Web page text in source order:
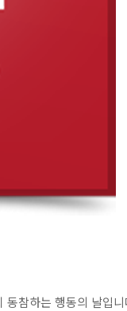
참하는 행동의 날입